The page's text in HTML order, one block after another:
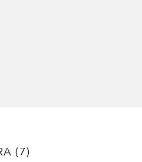
7
(7)